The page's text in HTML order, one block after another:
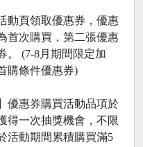
動頁領取優惠券，優惠
首次購買，第二張優惠
。 (7-8月期間限定加
購條件優惠券)
優惠券購買活動品項於
得一次抽獎機會，不限
活動期間累積購買滿5